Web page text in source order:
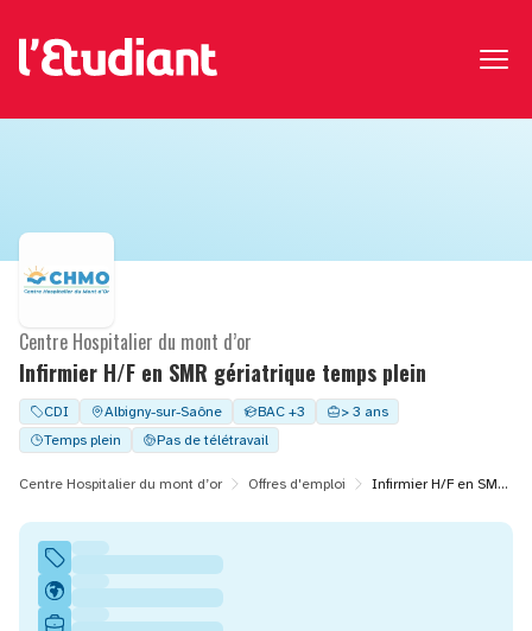
Infirmier H/F en SMR gériatrique temps plein
Centre Hospitalier du mont d’or
CDI Albigny-sur-Saône BAC +3
> 3 ans
Temps plein
Pas de télétravail
Centre Hospitalier du mont d’or Offres d'emploi Infirmier H/F en SMR gériatrique temps plein